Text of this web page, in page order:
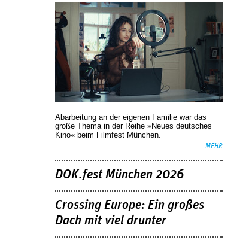
Abarbeitung an der eigenen Familie war das
große Thema in der Reihe »Neues deutsches
Kino« beim Filmfest München.
MEHR
DOK.fest München 2026
Crossing Europe: Ein großes
Dach mit viel drunter